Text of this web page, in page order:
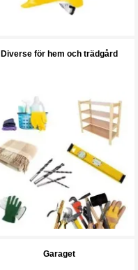
Diverse för hem och trädgård
Garaget